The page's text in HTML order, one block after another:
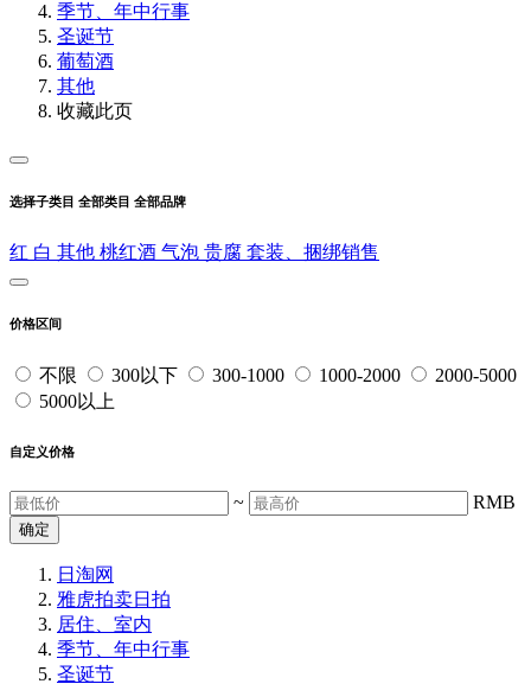
季节、年中行事
圣诞节
葡萄酒
其他
收藏此页
选择子类目 全部类目 全部品牌
红 白 其他 桃红酒 气泡 贵腐 套装、捆绑销售
价格区间
不限 300以下 300-1000 1000-2000
2000-5000
5000以上
自定义价格
~ RMB
确定
日淘网
雅虎拍卖日拍
居住、室内
季节、年中行事
圣诞节